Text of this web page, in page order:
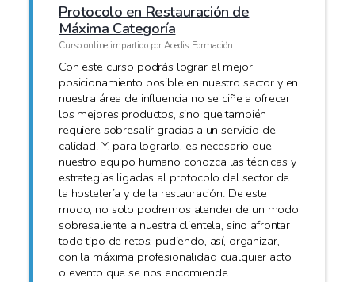
Protocolo en Restauración de
Máxima Categoría
Curso online impartido por Acedis Formación
Con este curso podrás lograr el mejor
posicionamiento posible en nuestro sector y en
nuestra área de influencia no se ciñe a ofrecer
los mejores productos, sino que también
requiere sobresalir gracias a un servicio de
calidad. Y, para lograrlo, es necesario que
nuestro equipo humano conozca las técnicas y
estrategias ligadas al protocolo del sector de
la hostelería y de la restauración. De este
modo, no solo podremos atender de un modo
sobresaliente a nuestra clientela, sino afrontar
todo tipo de retos, pudiendo, así, organizar,
con la máxima profesionalidad cualquier acto
o evento que se nos encomiende.